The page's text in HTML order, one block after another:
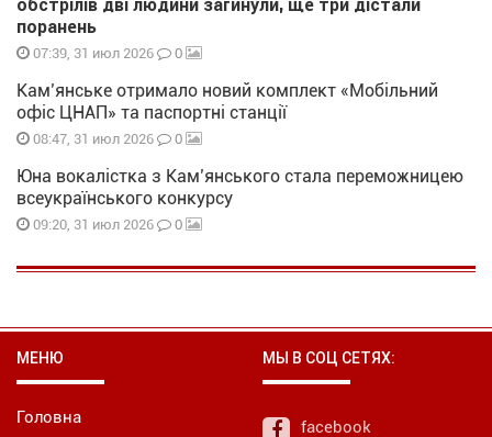
обстрілів дві людини загинули, ще три дістали
поранень
07:39, 31 июл 2026 0
Кам’янське отримало новий комплект «Мобільний
офіс ЦНАП» та паспортні станції
08:47, 31 июл 2026 0
Юна вокалістка з Кам’янського стала переможницею
всеукраїнського конкурсу
09:20, 31 июл 2026 0
МЕНЮ
Головна
МЫ В СОЦ СЕТЯХ:
facebook